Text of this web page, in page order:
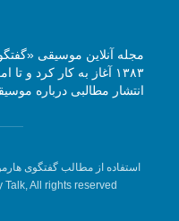
۱۳۸۳ آغاز به کار کرد
انتشار مطالبی درباره
استفاده از مطالب گفتگوی
All rights reserved.